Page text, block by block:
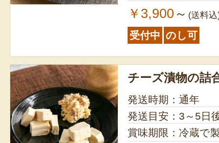
￥3,900 ～ (送料
受付中 のし可
チーズ漬物の詰
発送時期：通年
発送目安：3～5日
賞味期限：冷蔵で